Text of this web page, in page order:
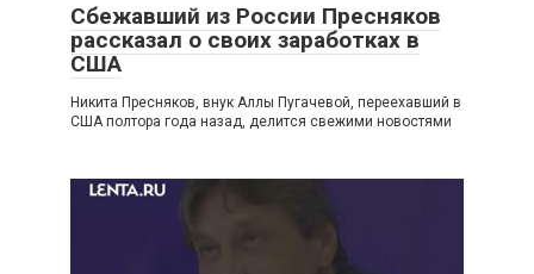
Сбежавший из России Пресняков
рассказал о своих заработках в
США
Никита Пресняков, внук Аллы Пугачевой, переехавший в
США полтора года назад, делится свежими новостями